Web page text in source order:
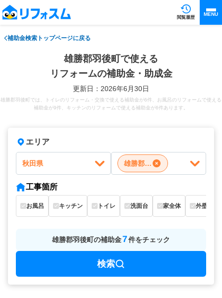
閲覧履歴
MENU
補助金検索トップページに戻る
雄勝郡羽後町で使える
リフォームの補助金・助成金
更新日：2026年6月30日
雄勝郡羽後町では、トイレのリフォーム・交換で使える補助金が6件、お風呂のリフォームで使える
補助金が9件、キッチンのリフォームで使える補助金が6件あります。
エリア
秋田県 雄勝郡羽後町
工事箇所
お風呂 キッチン トイレ 洗面台 家全体 外壁
雄勝郡羽後町の補助金7件をチェック
検索